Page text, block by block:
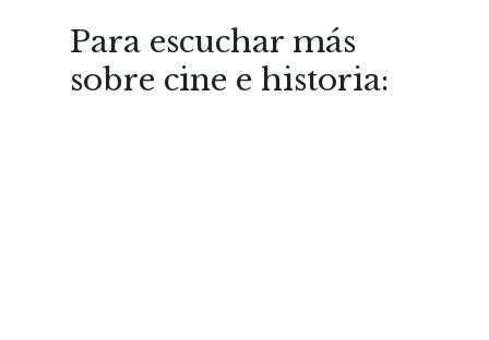
Para escuchar más
sobre cine e historia: